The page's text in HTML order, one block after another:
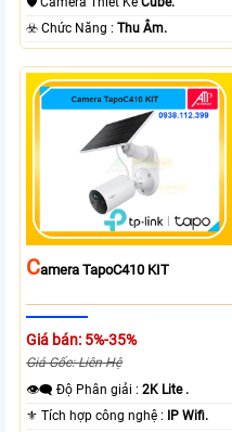
️☣️ Chức Năng :Thu Âm.
CAmera TapoC410 KIT
Giá bán: 5%-35%
Giá Gốc: Liên Hệ
👁️‍🗨 Độ Phân giải :2K Lite .
⚜️ Tích hợp công nghệ : IP Wifi.